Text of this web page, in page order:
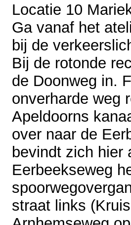
Locatie 10
Ga vanaf het
bij de
Bij de rotonde
de Doonweg in.
onverharde weg
Apeldoorns
over naar de
bevindt zich hier
Eerbeekseweg
straat links